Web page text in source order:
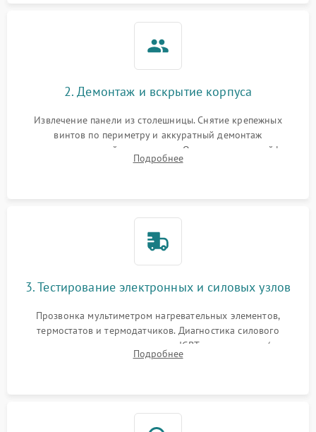
2. Демонтаж и вскрытие корпуса
Извлечение панели из столешницы. Снятие крепежных
винтов по периметру и аккуратный демонтаж
стеклокерамической поверхности. Отсоединение шлейфов
сенсорного блока для доступа к силовым платам, катушкам
Подробнее
3. Тестирование электронных и силовых узлов
Прозвонка мультиметром нагревательных элементов,
термостатов и термодатчиков. Диагностика силового
модуля, реле, диодных мостов и IGBT-транзисторов (для
индукции). Проверка кранов и газ-контроля (для газовых
Подробнее